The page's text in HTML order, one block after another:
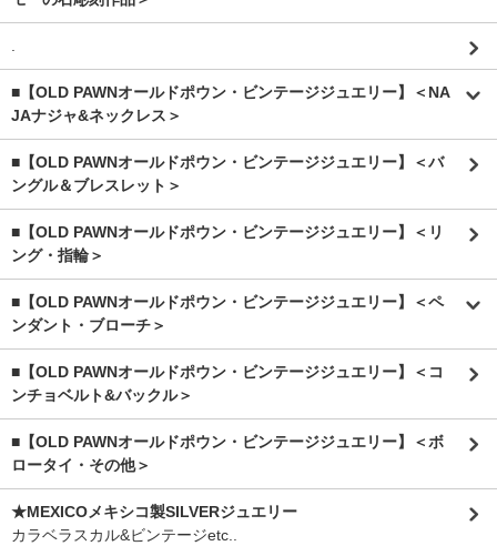
■【OLD PAWNオールドポウン・ビンテージジュエリー】＜NA
JAナジャ&ネックレス＞
■【OLD PAWNオールドポウン・ビンテージジュエリー】＜バ
ングル＆ブレスレット＞
■【OLD PAWNオールドポウン・ビンテージジュエリー】＜リ
ング・指輪＞
■【OLD PAWNオールドポウン・ビンテージジュエリー】＜ペ
ンダント・ブローチ＞
■【OLD PAWNオールドポウン・ビンテージジュエリー】＜コ
ンチョベルト&バックル＞
■【OLD PAWNオールドポウン・ビンテージジュエリー】＜ボ
ロータイ・その他＞
★MEXICOメキシコ製SILVERジュエリー
カラベラスカル&ビンテージetc..